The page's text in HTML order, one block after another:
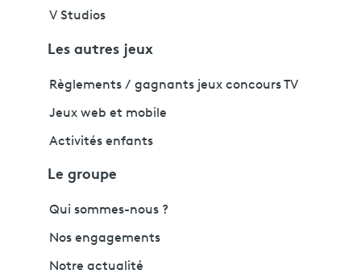
V Studios
Les autres jeux
Règlements / gagnants jeux concours TV
Jeux web et mobile
Activités enfants
Le groupe
Qui sommes-nous ?
Nos engagements
Notre actualité